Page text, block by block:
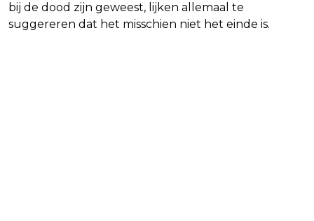
bij de dood zijn geweest, lijken allemaal te
suggereren dat het misschien niet het einde is.